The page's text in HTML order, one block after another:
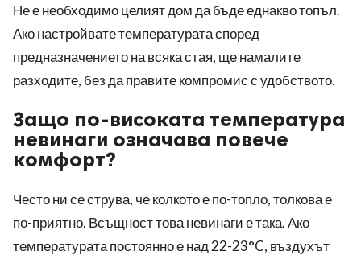
Не е необходимо целият дом да бъде еднакво топъл.
Ако настройвате температурата според
предназначението на всяка стая, ще намалите
разходите, без да правите компромис с удобството.
Защо по-високата температура
невинаги означава повече
комфорт?
Често ни се струва, че колкото е по-топло, толкова е
по-приятно. Всъщност това невинаги е така. Ако
температурата постоянно е над 22-23°C, въздухът